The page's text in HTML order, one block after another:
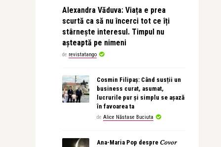
Alexandra Văduva: Viața e prea
scurtă ca să nu încerci tot ce îți
stârnește interesul. Timpul nu
așteaptă pe nimeni
de revistatango
Cosmin Filipaș: Când susții un
business curat, asumat,
lucrurile pur și simplu se așază
în favoarea ta
de Alice Năstase Buciuta
Ana-Maria Pop despre 𝐶𝑜𝑣𝑜𝑟